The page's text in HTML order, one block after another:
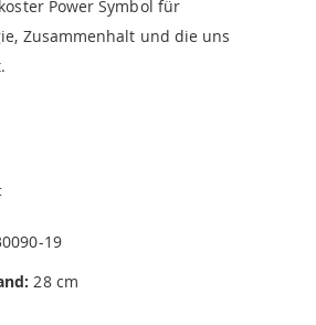
Power Symbol für
Zusammenhalt und die uns
19
28 cm